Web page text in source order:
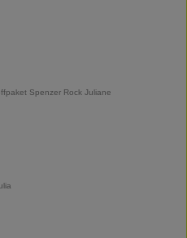
Spenzer Rock Juliane